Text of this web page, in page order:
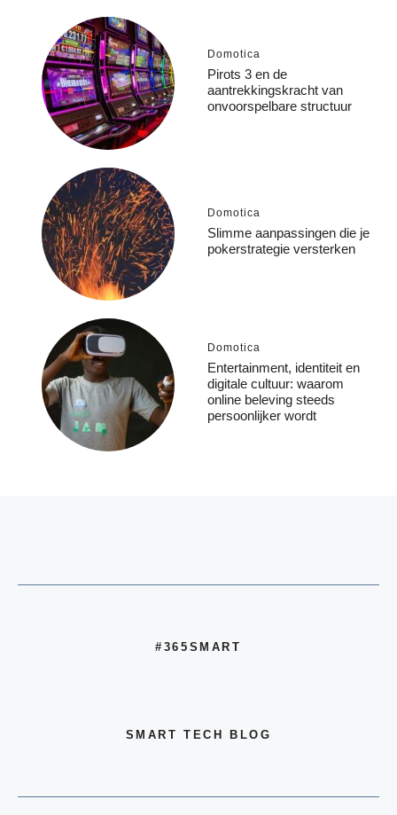
Domotica
Pirots 3 en de
aantrekkingskracht van
onvoorspelbare structuur
Domotica
Slimme aanpassingen die je
pokerstrategie versterken
Domotica
Entertainment, identiteit en
digitale cultuur: waarom
online beleving steeds
persoonlijker wordt
#365SMART
SMART TECH BLOG